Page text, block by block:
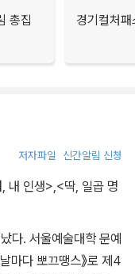
총집
경기컬처
저자파일 신간알림 신청
내 인생>,<딱, 일곱 명
다. 서울예술대학 문예
마다 뽀끄땡스》로 제4